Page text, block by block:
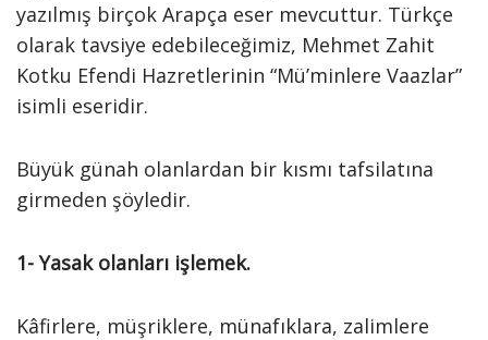
yazılmış birçok Arapça eser mevcuttur. Türkçe
olarak tavsiye edebileceğimiz, Mehmet Zahit
Kotku Efendi Hazretlerinin “Mü’minlere Vaazlar”
isimli eseridir.
Büyük günah olanlardan bir kısmı tafsilatına
girmeden şöyledir.
1- Yasak olanları işlemek.
Kâfirlere, müşriklere, münafıklara, zalimlere